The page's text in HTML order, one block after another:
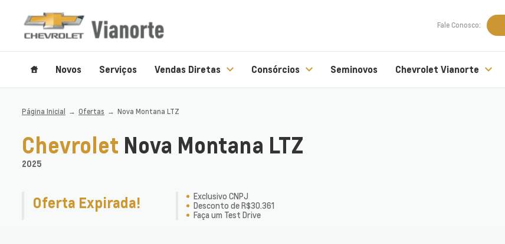
Fale Conosco:
Novos Serviços Vendas Diretas Consórcios Seminovos Chevrolet Vianorte
Página Inicial Ofertas Nova Montana LTZ
Chevrolet Nova Montana LTZ
2025
Oferta Expirada!
Exclusivo CNPJ
Desconto de R$30.361
Faça um Test Drive